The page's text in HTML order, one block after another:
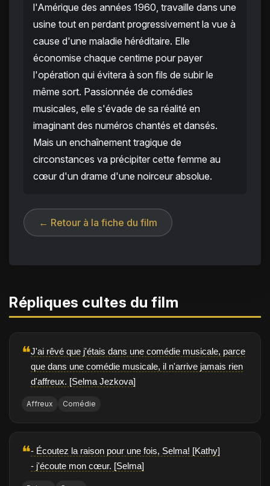
l'Amérique des années 1960, travaille dans une
usine tout en perdant progressivement la vue à
cause d'une maladie héréditaire. Elle
économise chaque centime pour payer
l'opération qui évitera à son fils de subir le
même sort. Passionnée de comédies
musicales, elle s'évade de sa réalité en
imaginant des numéros chantés et dansés.
Mais un enchaînement tragique de
circonstances va précipiter cette femme au
cœur d'un drame d'une noirceur absolue.
← Retour à la fiche du film
Répliques cultes du film
❝J'ai rêvé que j'étais dans une comédie musicale, parce
que dans une comédie musicale, il n'arrive jamais rien
d'affreux. [Selma Jezkova]
Affreux Comédie
❝- Écoutez la raison pour une fois, Selma! [Kathy]
- j'écoute mon cœur. [Selma]